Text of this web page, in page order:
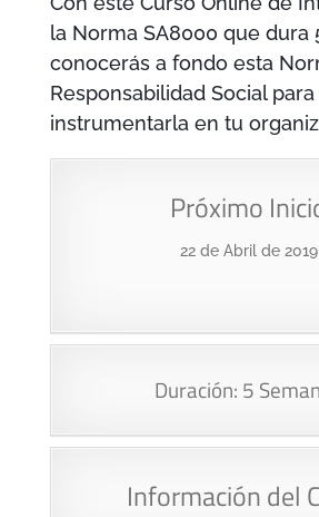
la Norma SA8000 que dura
conocerás a fondo esta
Responsabilidad Social para
instrumentarla en tu
Próximo
22 de Abril de 2019
Duración: 5
Información del